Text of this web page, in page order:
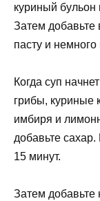
куриный бульон
Затем добавьте
пасту и
Когда суп
грибы, куриные
имбиря и
добавьте
15 минут.
Затем